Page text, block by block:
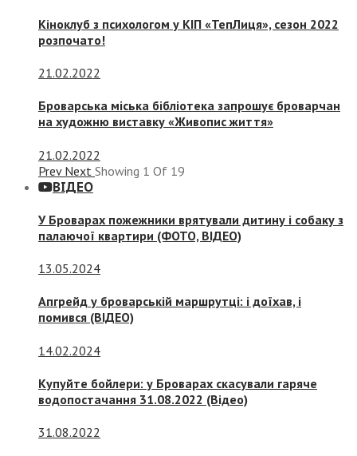
Кіноклуб з психологом у КІП «ТепЛиця», сезон 2022
розпочато!
21.02.2022
Броварська міська бібліотека запрошує броварчан
на художню виставку «Живопис життя»
21.02.2022
Prev Next Showing 1 Of 19
ВІДЕО
У Броварах пожежники врятували дитину і собаку з
палаючої квартири (ФОТО, ВІДЕО)
13.05.2024
Апгрейд у броварській маршрутці: і доїхав, і
помився (ВІДЕО)
14.02.2024
Купуйте бойлери: у Броварах скасували гаряче
водопостачання 31.08.2022 (Відео)
31.08.2022